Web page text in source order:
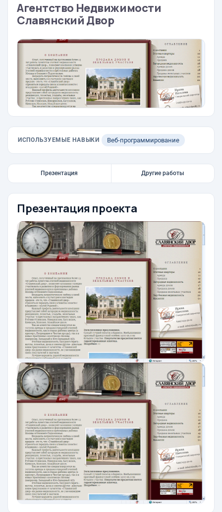
Агентство Недвижимости
Славянский Двор
ИСПОЛЬЗУЕМЫЕ НАВЫКИ Веб-программирование
Презентация Другие работы
Презентация проекта